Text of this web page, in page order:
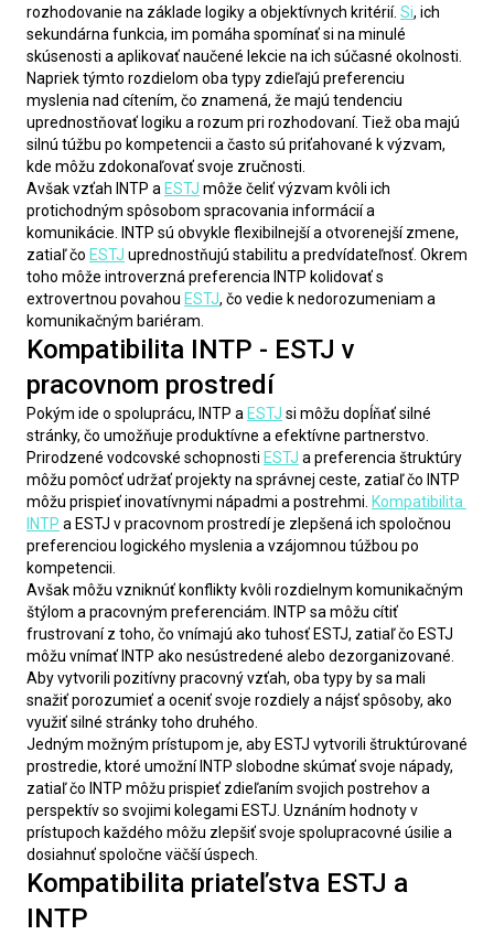
rozhodovanie na základe logiky a objektívnych kritérií. Si, ich
sekundárna funkcia, im pomáha spomínať si na minulé
skúsenosti a aplikovať naučené lekcie na ich súčasné okolnosti.
Napriek týmto rozdielom oba typy zdieľajú preferenciu
myslenia nad cítením, čo znamená, že majú tendenciu
uprednostňovať logiku a rozum pri rozhodovaní. Tiež oba majú
silnú túžbu po kompetencii a často sú priťahované k výzvam,
kde môžu zdokonaľovať svoje zručnosti.
Avšak vzťah INTP a ESTJ môže čeliť výzvam kvôli ich
protichodným spôsobom spracovania informácií a
komunikácie. INTP sú obvykle flexibilnejší a otvorenejší zmene,
zatiaľ čo ESTJ uprednostňujú stabilitu a predvídateľnosť. Okrem
toho môže introverzná preferencia INTP kolidovať s
extrovertnou povahou ESTJ, čo vedie k nedorozumeniam a
komunikačným bariéram.
Kompatibilita INTP - ESTJ v
pracovnom prostredí
Pokým ide o spoluprácu, INTP a ESTJ si môžu dopĺňať silné
stránky, čo umožňuje produktívne a efektívne partnerstvo.
Prirodzené vodcovské schopnosti ESTJ a preferencia štruktúry
môžu pomôcť udržať projekty na správnej ceste, zatiaľ čo INTP
môžu prispieť inovatívnymi nápadmi a postrehmi. Kompatibilita
INTP a ESTJ v pracovnom prostredí je zlepšená ich spoločnou
preferenciou logického myslenia a vzájomnou túžbou po
kompetencii.
Avšak môžu vzniknúť konflikty kvôli rozdielnym komunikačným
štýlom a pracovným preferenciám. INTP sa môžu cítiť
frustrovaní z toho, čo vnímajú ako tuhosť ESTJ, zatiaľ čo ESTJ
môžu vnímať INTP ako nesústredené alebo dezorganizované.
Aby vytvorili pozitívny pracovný vzťah, oba typy by sa mali
snažiť porozumieť a oceniť svoje rozdiely a nájsť spôsoby, ako
využiť silné stránky toho druhého.
Jedným možným prístupom je, aby ESTJ vytvorili štruktúrované
prostredie, ktoré umožní INTP slobodne skúmať svoje nápady,
zatiaľ čo INTP môžu prispieť zdieľaním svojich postrehov a
perspektív so svojimi kolegami ESTJ. Uznáním hodnoty v
prístupoch každého môžu zlepšiť svoje spolupracovné úsilie a
dosiahnuť spoločne väčší úspech.
Kompatibilita priateľstva ESTJ a
INTP